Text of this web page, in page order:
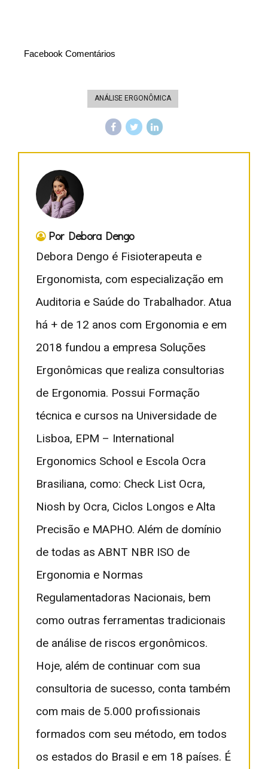
Facebook Comentários
ANÁLISE ERGONÔMICA
Por Debora Dengo
Debora Dengo é Fisioterapeuta e
Ergonomista, com especialização em
Auditoria e Saúde do Trabalhador. Atua
há + de 12 anos com Ergonomia e em
2018 fundou a empresa Soluções
Ergonômicas que realiza consultorias
de Ergonomia. Possui Formação
técnica e cursos na Universidade de
Lisboa, EPM – International
Ergonomics School e Escola Ocra
Brasiliana, como: Check List Ocra,
Niosh by Ocra, Ciclos Longos e Alta
Precisão e MAPHO. Além de domínio
de todas as ABNT NBR ISO de
Ergonomia e Normas
Regulamentadoras Nacionais, bem
como outras ferramentas tradicionais
de análise de riscos ergonômicos.
Hoje, além de continuar com sua
consultoria de sucesso, conta também
com mais de 5.000 profissionais
formados com seu método, em todos
os estados do Brasil e em 18 países. É